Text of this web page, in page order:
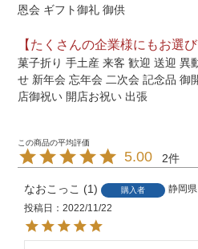
恩会 ギフト御礼 御供
【たくさんの企業様にもお選
菓子折り 手土産 来客 歓迎 送迎 異
せ 新年会 忘年会 二次会 記念品 御
店御祝い 開店お祝い 出張
5.00 2
なおこっこ 1 購入者 静岡県
投稿日
2022/11/22